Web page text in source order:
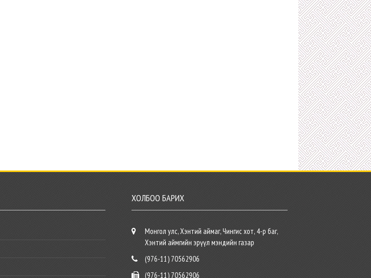
ХОЛБОО БАРИХ
Монгол улс, Хэнтий аймаг, Чингис хот, 4-р баг,
Хэнтий аймгийн эрүүл мэндийн газар
(976-11) 70562906
(976-11) 70562906